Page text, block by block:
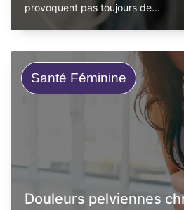
provoquent pas toujours de...
Santé Féminine
Douleurs pelviennes